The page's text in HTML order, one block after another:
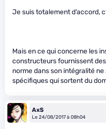
Je suis totalement d’accord,
Mais en ce qui concerne les
constructeurs fournissent
norme dans son intégralité
spécifiques qui sortent du
AxS
Le 24/08/2017 à 08h04